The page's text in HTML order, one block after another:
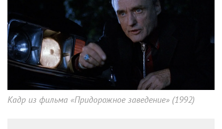
Кадр из фильма «Придорожное заведение» (1992)